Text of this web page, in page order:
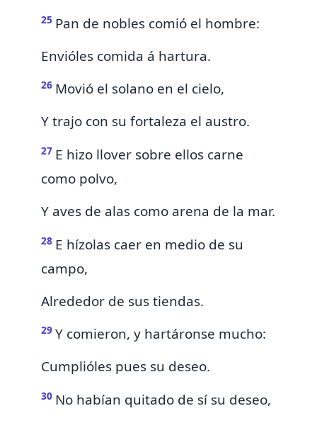
25 Pan de nobles comió el hombre:
Envióles comida á hartura.
26 Movió el solano en el cielo,
Y trajo con su fortaleza el austro.
27 E hizo llover sobre ellos carne
como polvo,
Y aves de alas como arena de la mar.
28 E hízolas caer en medio de su
campo,
Alrededor de sus tiendas.
29 Y comieron, y hartáronse mucho:
Cumplióles pues su deseo.
30 No habían quitado de sí su deseo,